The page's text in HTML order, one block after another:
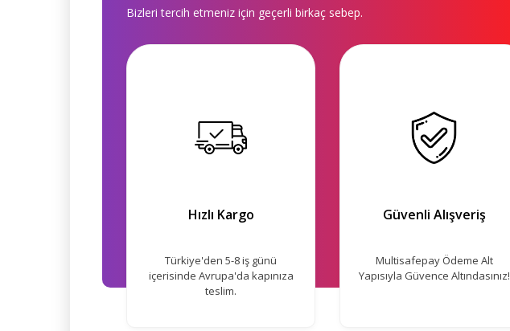
Bizleri tercih etmeniz için geçerli birkaç sebep.
Hızlı Kargo
Türkiye'den 5-8 iş günü
içerisinde Avrupa'da kapınıza
teslim.
Güvenli Alışveriş
Multisafepay Ödeme Alt
Yapısıyla Güvence Altındasınız!